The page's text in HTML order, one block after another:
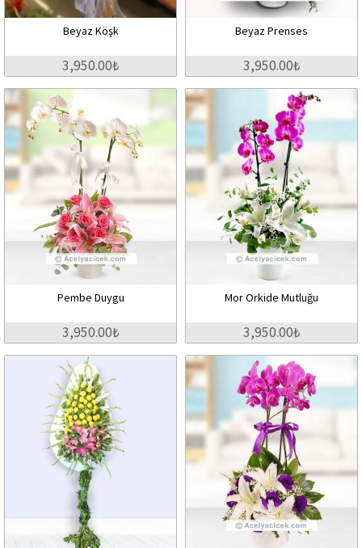
Beyaz Köşk
3,950.00₺
Beyaz Prenses
3,950.00₺
Pembe Duygu
3,950.00₺
Mor Orkide Mutluğu
3,950.00₺